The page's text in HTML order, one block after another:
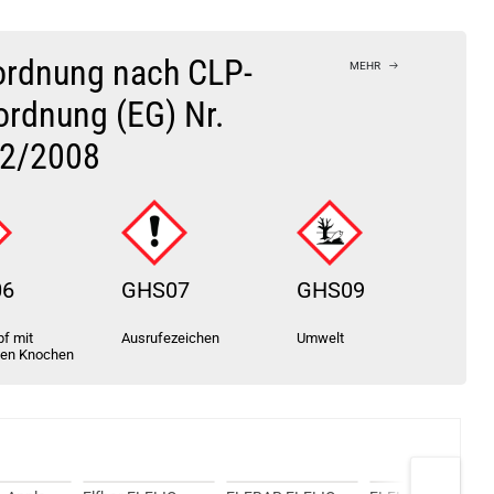
nach CLP-
(EG) Nr.
2008
MEHR
mit
Knochen
GHS07
Ausrufezeichen
GHS09
Umwelt